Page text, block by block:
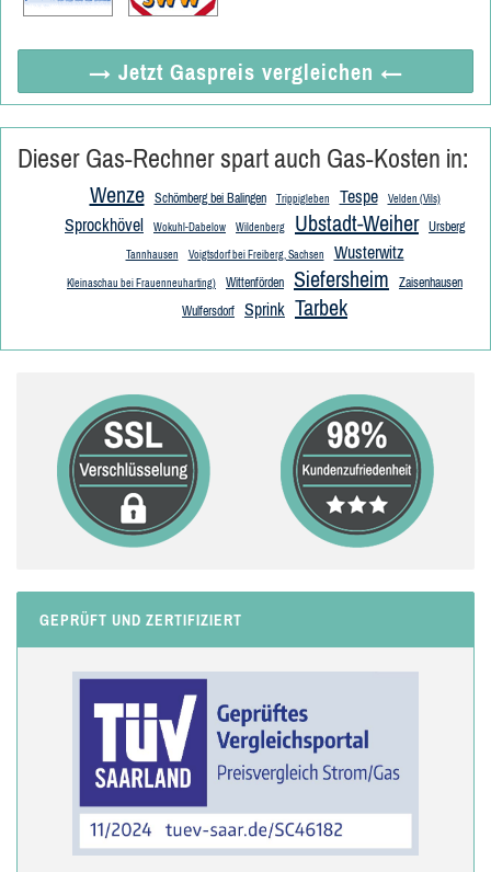
→ Jetzt Gaspreis vergleichen ←
Dieser Gas-Rechner spart auch Gas-Kosten in:
Wenze Schömberg bei Balingen Trippigleben Tespe Velden (Vils)
Sprockhövel Wokuhl-Dabelow Wildenberg Ubstadt-Weiher Ursberg
Tannhausen Voigtsdorf bei Freiberg, Sachsen Wusterwitz
Kleinaschau bei Frauenneuharting) Wittenförden Siefersheim
Zaisenhausen
Wulfersdorf
Sprink Tarbek
GEPRÜFT UND ZERTIFIZIERT